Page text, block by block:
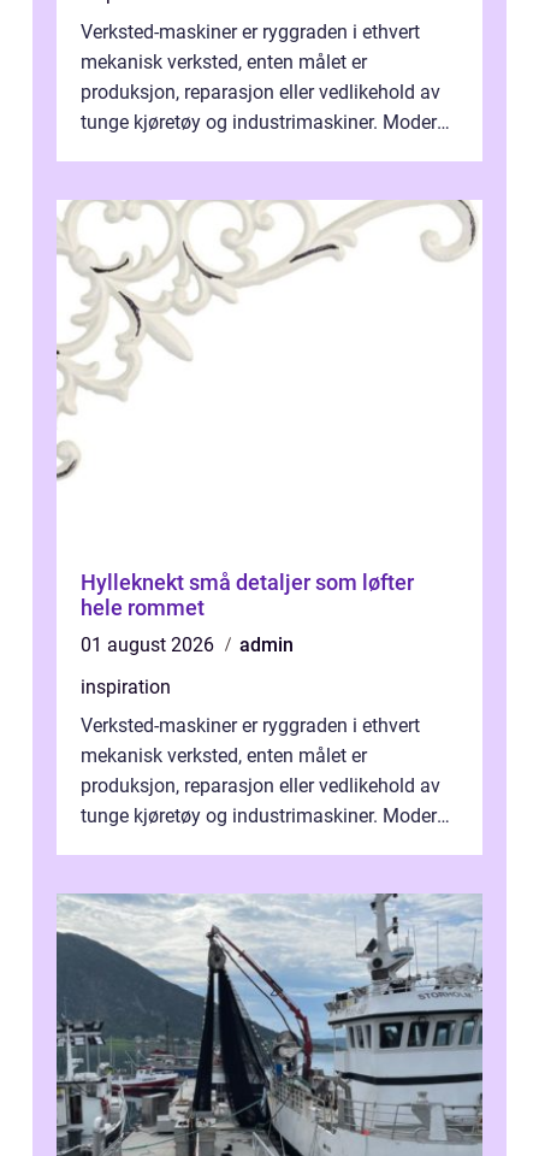
Verksted-maskiner er ryggraden i ethvert
mekanisk verksted, enten målet er
produksjon, reparasjon eller vedlikehold av
tunge kjøretøy og industrimaskiner. Moderne
Hylleknekt små detaljer som løfter
hele rommet
01 august 2026
admin
inspiration
Verksted-maskiner er ryggraden i ethvert
mekanisk verksted, enten målet er
produksjon, reparasjon eller vedlikehold av
tunge kjøretøy og industrimaskiner. Moderne